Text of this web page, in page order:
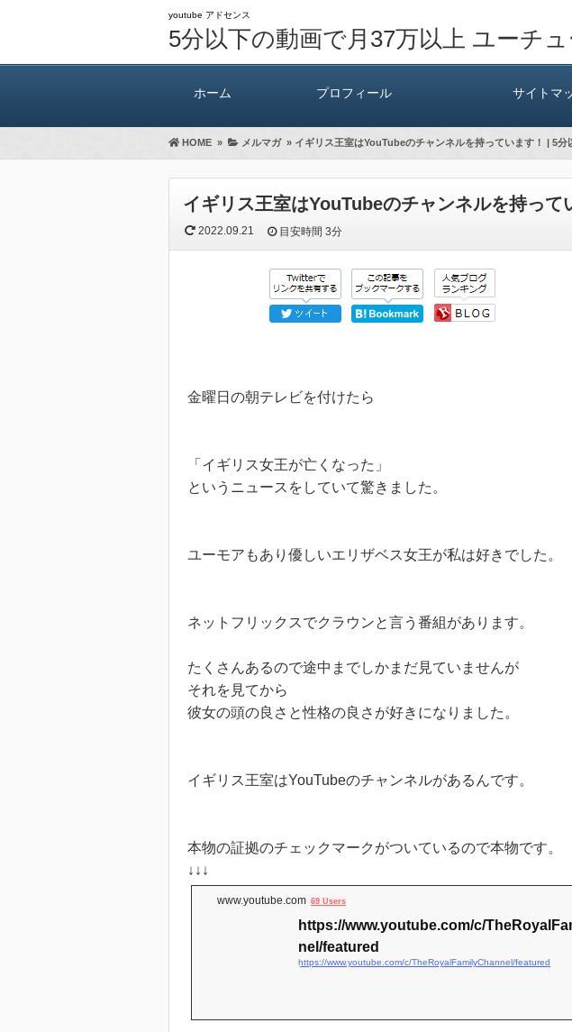
youtube アドセンス
5分以下の動画で月37万以上 ユーチ
ホーム プロフィール サイトマ
HOME » メルマガ» イギリス王室はYouTubeのチャンネルを持っています！ | 5
イギリス王室はYouTubeのチャンネルを持って
2022.09.21 目安時間3分
金曜日の朝テレビを付けたら
「イギリス女王が亡くなった」
というニュースをしていて驚きました。
ユーモアもあり優しいエリザベス女王が私は好きでした。
ネットフリックスでクラウンと言う番組があります。
たくさんあるので途中までしかまだ見ていませんが
それを見てから
彼女の頭の良さと性格の良さが好きになりました。
イギリス王室はYouTubeのチャンネルがあるんです。
本物の証拠のチェックマークがついているので本物です。
↓↓↓
www.youtube.com 69 Users
https://www.youtube.com/c/
nel/featured
https://www.youtube.com/c/TheRoyalFamilyChannel/featured